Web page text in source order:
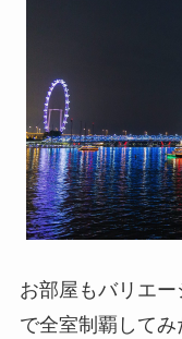
お部屋もバリエ
で全室制覇して